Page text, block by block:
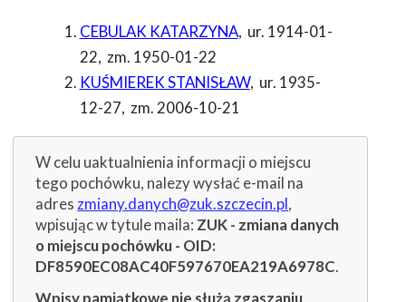
CEBULAK KATARZYNA, ur. 1914-01-
22, zm. 1950-01-22
KUŚMIEREK STANISŁAW, ur. 1935-
12-27, zm. 2006-10-21
W celu uaktualnienia informacji o miejscu
tego pochówku, nalezy wysłać e-mail na
adres zmiany.danych@zuk.szczecin.pl,
wpisując w tytule maila: ZUK - zmiana danych
o miejscu pochówku - OID:
DF8590EC08AC40F597670EA219A6978C.